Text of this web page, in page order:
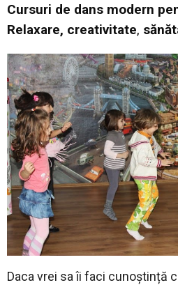
Cursuri de dans modern
Relaxare, creativitate,
Daca vrei sa îi faci cunoștință